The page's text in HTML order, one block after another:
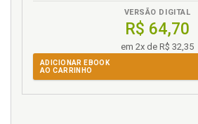
Limites psíquicos. Negativo
limites psíquicos, p. 38
M
Melancolia. Estados limites: em
melancolia, p. 88
VERSÃO DIGITAL
R$ 64,70
em 2x de R$ 32,35
ADICIONAR EBOOK
AO CARRINHO